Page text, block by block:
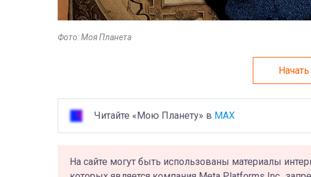
Фото: Моя Планета
Начать
Читайте «Мою Планету» в MAX
На сайте могут быть использованы материалы